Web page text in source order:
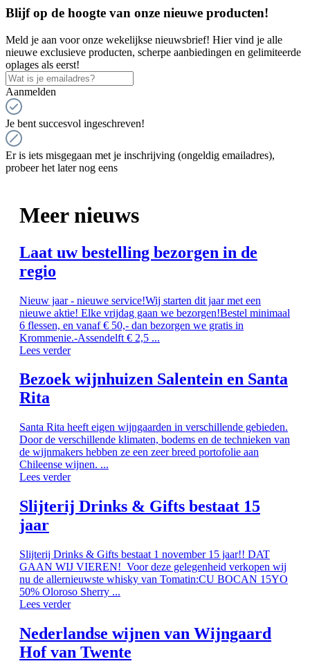
Blijf op de hoogte van onze nieuwe producten!
Meld je aan voor onze wekelijkse nieuwsbrief! Hier vind je alle
nieuwe exclusieve producten, scherpe aanbiedingen en gelimiteerde
oplages als eerst!
Aanmelden
Je bent succesvol ingeschreven!
Er is iets misgegaan met je inschrijving (ongeldig emailadres),
probeer het later nog eens
Meer nieuws
Laat uw bestelling bezorgen in de
regio
Nieuw jaar - nieuwe service!Wij starten dit jaar met een
nieuwe aktie! Elke vrijdag gaan we bezorgen!Bestel minimaal
6 flessen, en vanaf € 50,- dan bezorgen we gratis in
Krommenie.-Assendelft € 2,5 ...
Lees verder
Bezoek wijnhuizen Salentein en Santa
Rita
Santa Rita heeft eigen wijngaarden in verschillende gebieden.
Door de verschillende klimaten, bodems en de technieken van
de wijnmakers hebben ze een zeer breed portofolie aan
Chileense wijnen. ...
Lees verder
Slijterij Drinks & Gifts bestaat 15
jaar
Slijterij Drinks & Gifts bestaat 1 november 15 jaar!! DAT
GAAN WIJ VIEREN! Voor deze gelegenheid verkopen wij
nu de allernieuwste whisky van Tomatin:CU BOCAN 15YO
50% Oloroso Sherry ...
Lees verder
Nederlandse wijnen van Wijngaard
Hof van Twente